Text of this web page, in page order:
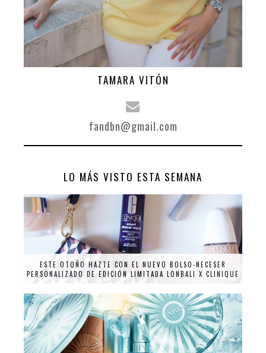
TAMARA VITÓN
fandbn@gmail.com
LO MÁS VISTO ESTA SEMANA
ESTE OTOÑO HAZTE CON EL NUEVO BOLSO-NECESER
PERSONALIZADO DE EDICIÓN LIMITADA LONBALI X CLINIQUE